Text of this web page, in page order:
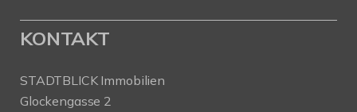
KONTAKT
STADTBLICK Immobilien
Glockengasse 2